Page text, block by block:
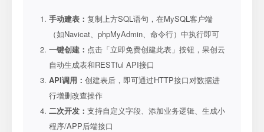
手动建表： 复制上方SQL语句，在MySQL客户端
（如Navicat、phpMyAdmin、命令行）中执行即可
一键创建： 点击「立即免费创建此表」按钮，果创云
自动生成表和RESTful API接口
API调用： 创建表后，即可通过HTTP接口对数据进
行增删改查操作
二次开发： 支持自定义字段、添加业务逻辑、生成小
程序/APP后端接口